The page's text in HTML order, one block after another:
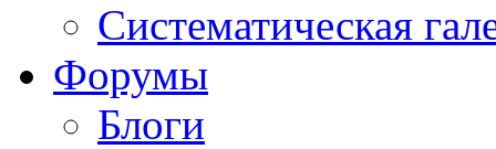
Систематическая
Форумы
Блоги